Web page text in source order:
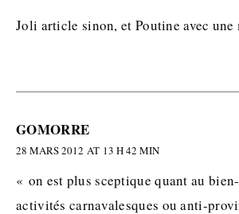
Joli article sinon, et Poutine avec une
GOMORRE
28 MARS 2012 AT 13 H 42 MIN
« on est plus sceptique quant au
activités carnavalesques ou anti-